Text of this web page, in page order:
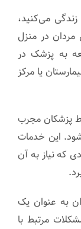
می‌کنید،
مردان در منزل
به پزشک در
یا مرکز
پزشکان مجرب
این خدمات
که نیاز به آن
به عنوان یک
مرتبط با